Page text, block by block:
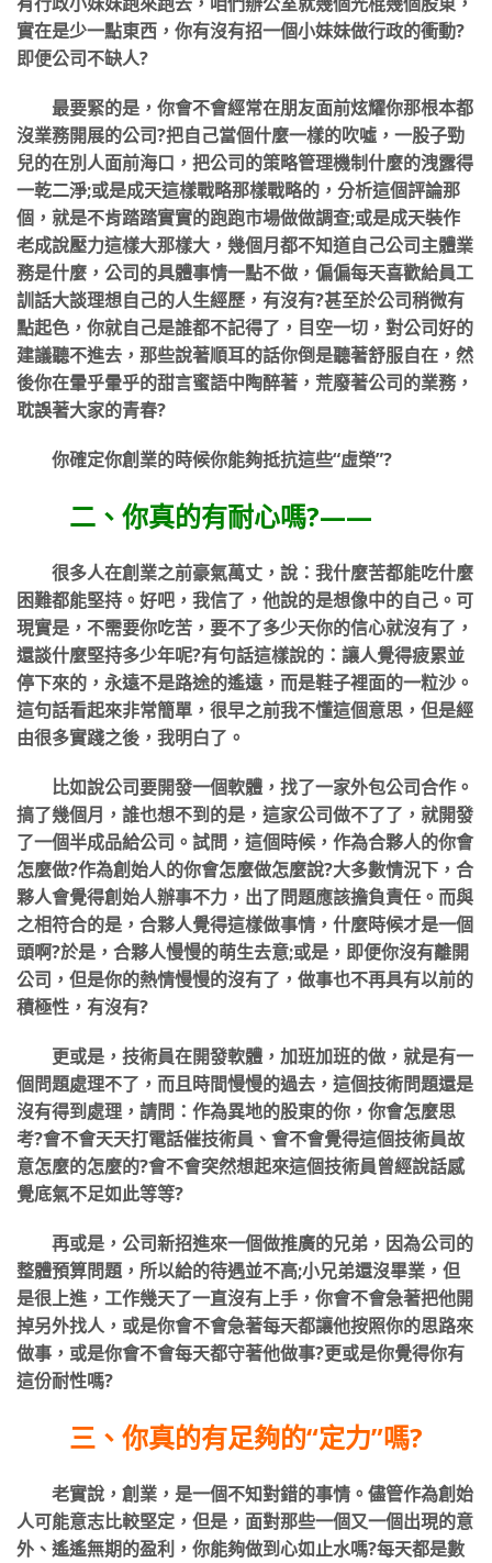
實在是少一點東西，你有沒有招一個小妹妹做行政的衝動?
即便公司不缺人?
最要緊的是，你會不會經常在朋友面前炫耀你那根本都
沒業務開展的公司?把自己當個什麼一樣的吹噓，一股子勁
兒的在別人面前海口，把公司的策略管理機制什麼的洩露得
一乾二淨;或是成天這樣戰略那樣戰略的，分析這個評論那
個，就是不肯踏踏實實的跑跑市場做做調查;或是成天裝作
老成說壓力這樣大那樣大，幾個月都不知道自己公司主體業
務是什麼，公司的具體事情一點不做，偏偏每天喜歡給員工
訓話大談理想自己的人生經歷，有沒有?甚至於公司稍微有
點起色，你就自己是誰都不記得了，目空一切，對公司好的
建議聽不進去，那些說著順耳的話你倒是聽著舒服自在，然
後你在暈乎暈乎的甜言蜜語中陶醉著，荒廢著公司的業務，
耽誤著大家的青春?
你確定你創業的時候你能夠抵抗這些“虛榮”?
二、你真的有耐心嗎?——
很多人在創業之前豪氣萬丈，說：我什麼苦都能吃什麼
困難都能堅持。好吧，我信了，他說的是想像中的自己。可
現實是，不需要你吃苦，要不了多少天你的信心就沒有了，
還談什麼堅持多少年呢?有句話這樣說的：讓人覺得疲累並
停下來的，永遠不是路途的遙遠，而是鞋子裡面的一粒沙。
這句話看起來非常簡單，很早之前我不懂這個意思，但是經
由很多實踐之後，我明白了。
比如說公司要開發一個軟體，找了一家外包公司合作。
搞了幾個月，誰也想不到的是，這家公司做不了了，就開發
了一個半成品給公司。試問，這個時候，作為合夥人的你會
怎麼做?作為創始人的你會怎麼做怎麼說?大多數情況下，合
夥人會覺得創始人辦事不力，出了問題應該擔負責任。而與
之相符合的是，合夥人覺得這樣做事情，什麼時候才是一個
頭啊?於是，合夥人慢慢的萌生去意;或是，即便你沒有離開
公司，但是你的熱情慢慢的沒有了，做事也不再具有以前的
積極性，有沒有?
更或是，技術員在開發軟體，加班加班的做，就是有一
個問題處理不了，而且時間慢慢的過去，這個技術問題還是
沒有得到處理，請問：作為異地的股東的你，你會怎麼思
考?會不會天天打電話催技術員、會不會覺得這個技術員故
意怎麼的怎麼的?會不會突然想起來這個技術員曾經說話感
覺底氣不足如此等等?
再或是，公司新招進來一個做推廣的兄弟，因為公司的
整體預算問題，所以給的待遇並不高;小兄弟還沒畢業，但
是很上進，工作幾天了一直沒有上手，你會不會急著把他開
掉另外找人，或是你會不會急著每天都讓他按照你的思路來
做事，或是你會不會每天都守著他做事?更或是你覺得你有
這份耐性嗎?
三、你真的有足夠的“定力”嗎?
老實說，創業，是一個不知對錯的事情。儘管作為創始
人可能意志比較堅定，但是，面對那些一個又一個出現的意
外、遙遙無期的盈利，你能夠做到心如止水嗎?每天都是數